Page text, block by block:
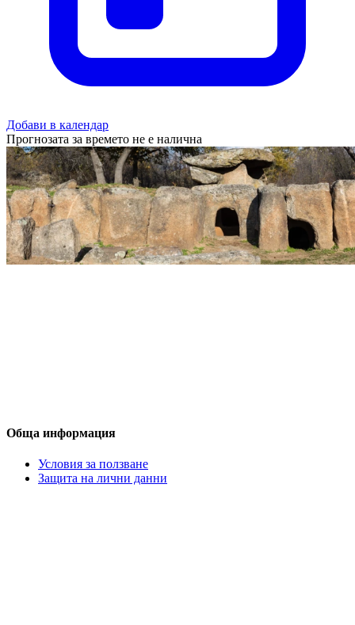
Добави в календар
Прогнозата за времето не е налична
Обща информация
Условия за ползване
Защита на лични данни